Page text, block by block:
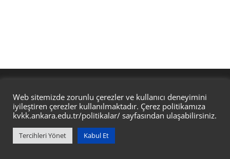
Mühendisliği Bölümü @ ANKARA ÜNİVERSİTESİ BİD
Web sitemizde zorunlu çerezler ve kullanıcı deneyimini
iyileştiren çerezler kullanılmaktadır. Çerez politikamıza
kvkk.ankara.edu.tr/politikalar/ sayfasından ulaşabilirsiniz.
Tercihleri Yönet Kabul Et